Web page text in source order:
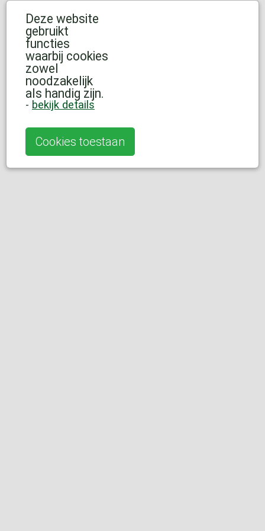
Deze website
gebruikt
functies
waarbij cookies
zowel
noodzakelijk
als handig zijn.
- bekijk details
Cookies toestaan